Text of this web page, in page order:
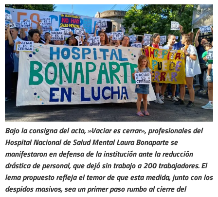
Bajo la consigna del acto, »Vaciar es cerrar»,profesionales del
Hospital Nacional de Salud Mental Laura Bonaparte se
manifestaron en defensa de la institución ante la reducción
drástica de personal, que dejó sin trabajo a 200 trabajadores. El
lema propuesto refleja el temor de que esta medida, junto con los
despidos masivos, sea unprimer paso rumbo al cierre del